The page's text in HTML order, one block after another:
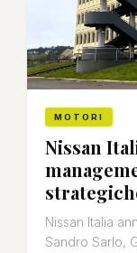
MOTORI
Nissan
Nissan Italia
Sandro Sarlo,